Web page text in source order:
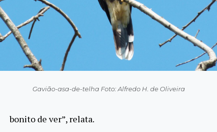
Gavião-asa-de-telha Foto: Alfredo H. de Oliveira
bonito de ver”, relata.